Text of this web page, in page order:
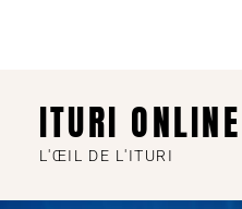
ITURI ONLINE
L'ŒIL DE L'ITURI